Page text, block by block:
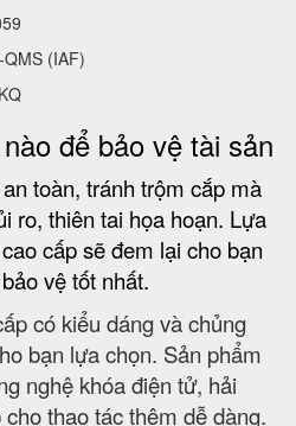
(IAF)
để bảo vệ tài sản
toàn, tránh trộm cắp mà
ro, thiên tai họa hoạn. Lựa
cấp sẽ đem lại cho bạn
vệ tốt nhất.
có kiểu dáng và chủng
bạn lựa chọn. Sản phẩm
nghệ khóa điện tử, hải
thao tác thêm dễ dàng.